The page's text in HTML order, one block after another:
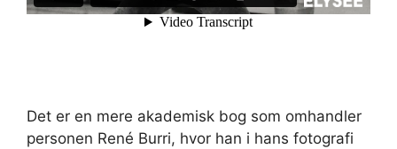
Det er en mere akademisk bog som omhandler
personen René Burri, hvor han i hans fotografi